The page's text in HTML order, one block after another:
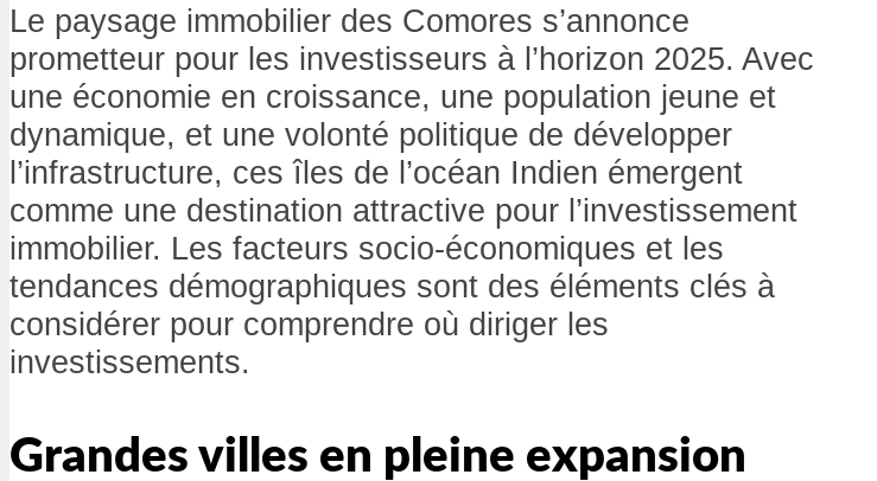
Le paysage immobilier des Comores s’annonce
prometteur pour les investisseurs à l’horizon 2025. Avec
une économie en croissance, une population jeune et
dynamique, et une volonté politique de développer
l’infrastructure, ces îles de l’océan Indien émergent
comme une destination attractive pour l’investissement
immobilier. Les facteurs socio-économiques et les
tendances démographiques sont des éléments clés à
considérer pour comprendre où diriger les
investissements.
Grandes villes en pleine expansion